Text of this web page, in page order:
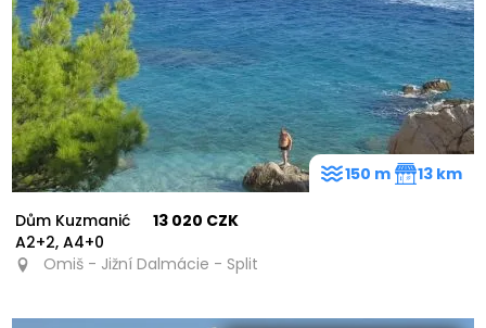
Dům Kuzmanić
A2+2, A4+0
13 020 CZK
Omiš - Jižní Dalmácie - Split
150 m 13 km